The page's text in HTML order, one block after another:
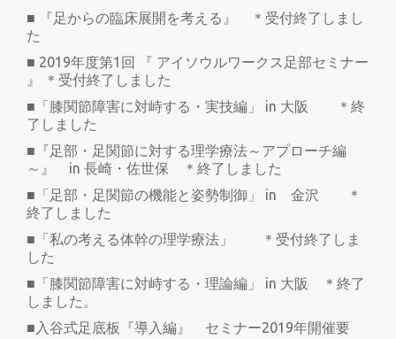
■ 『足からの臨床展開を考える』 ＊受付終了しまし
た
■ 2019年度第1回 『 アイソウルワークス足部セミナー
』 ＊受付終了しました
■「膝関節障害に対峙する・実技編」 in 大阪 ＊終
了しました
■『足部・足関節に対する理学療法～アプローチ編
～』 in 長崎・佐世保 ＊終了しました
■「足部・足関節の機能と姿勢制御」 in 金沢 ＊
終了しました
■「私の考える体幹の理学療法」 ＊受付終了しま
した
■「膝関節障害に対峙する・理論編」 in 大阪 ＊終了
しました。
■入谷式足底板『導入編』 セミナー2019年開催要